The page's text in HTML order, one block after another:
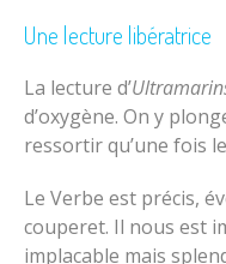
Une lecture libératrice
La lecture d’
d’oxygène. On y
ressortir qu’une fois
Le Verbe est précis,
couperet. Il nous est
implacable mais